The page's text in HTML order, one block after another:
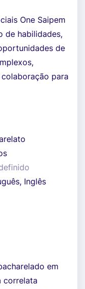
One Saipem
de habilidades,
de
para
Inglês
em
correlata